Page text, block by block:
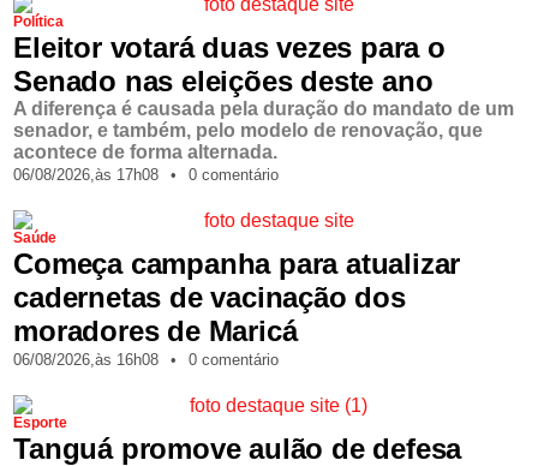
Política
Eleitor votará duas vezes para o
Senado nas eleições deste ano
A diferença é causada pela duração do mandato de um
senador, e também, pelo modelo de renovação, que
acontece de forma alternada.
06/08/2026,às 17h08 • 0 comentário
Saúde
Começa campanha para atualizar
cadernetas de vacinação dos
moradores de Maricá
06/08/2026,às 16h08 • 0 comentário
Esporte
Tanguá promove aulão de defesa